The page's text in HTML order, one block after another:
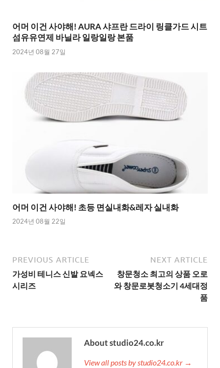
어머 이건 사야해! AURA 샤프란 드라이 링클가드 시트
섬유유연제 바닐라 일랑일랑 본품
2024년 08월 27일
어머 이건 사야해! 초등 면실내화&레자 실내화
2024년 08월 22일
PREVIOUS ARTICLE
가성비 테니스 신발 요넥스
시리즈
NEXT ARTICLE
창문청소 최고의 상품 오로
와 창문로봇청소기 4세대정
품
About studio24.co.kr
View all posts by studio24.co.kr →